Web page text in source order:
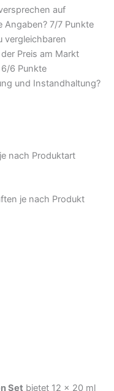
auf
Angaben? 7/7 Punkte
vergleichbaren
Preis am Markt
6/6 Punkte
und Instandhaltung?
nach Produktart
je nach Produkt
Set bietet 12 x 20 ml